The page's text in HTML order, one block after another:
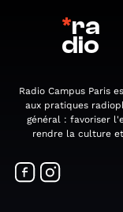
*ra
dio
Radio Campus Paris
aux pratiques
général : favoriser
rendre la culture